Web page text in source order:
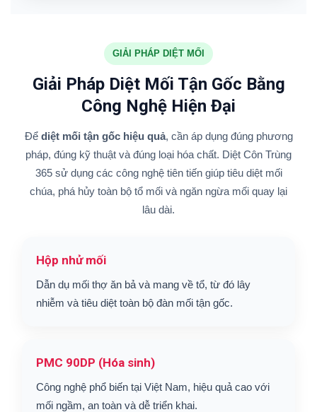
GIẢI PHÁP DIỆT MỐI
Giải Pháp Diệt Mối Tận Gốc Bằng
Công Nghệ Hiện Đại
Để diệt mối tận gốc hiệu quả, cần áp dụng đúng phương
pháp, đúng kỹ thuật và đúng loại hóa chất. Diệt Côn Trùng
365 sử dụng các công nghệ tiên tiến giúp tiêu diệt mối
chúa, phá hủy toàn bộ tổ mối và ngăn ngừa mối quay lại
lâu dài.
Hộp nhử mối
Dẫn dụ mối thợ ăn bả và mang về tổ, từ đó lây
nhiễm và tiêu diệt toàn bộ đàn mối tận gốc.
PMC 90DP (Hóa sinh)
Công nghệ phổ biến tại Việt Nam, hiệu quả cao với
mối ngầm, an toàn và dễ triển khai.